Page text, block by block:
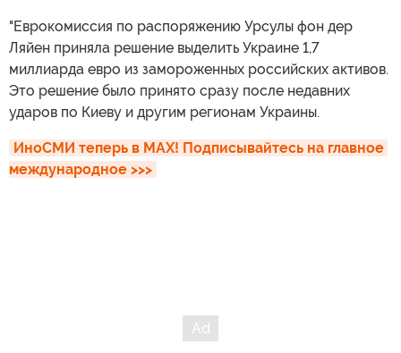
"Еврокомиссия по распоряжению Урсулы фон дер
Ляйен приняла решение выделить Украине 1,7
миллиарда евро из замороженных российских активов.
Это решение было принято сразу после недавних
ударов по Киеву и другим регионам Украины.
ИноСМИ теперь в MAX! Подписывайтесь на главное
международное >>>